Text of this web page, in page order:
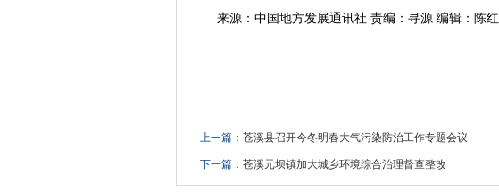
来源：中国地方发展通讯社 责编：寻源 编辑：陈红
上一篇： 苍溪县召开今冬明春大气污染防治工作专题会议
下一篇： 苍溪元坝镇加大城乡环境综合治理督查整改